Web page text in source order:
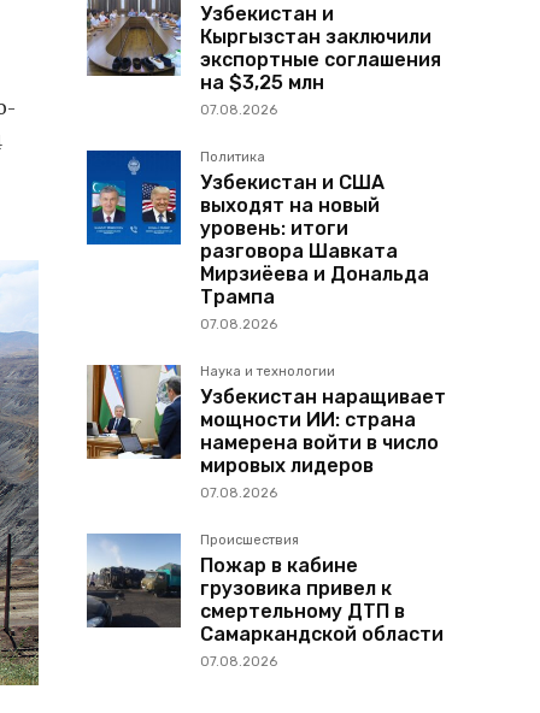
Узбекистан и
Кыргызстан заключили
экспортные соглашения
на $3,25 млн
07.08.2026
Политика
Узбекистан и США
выходят на новый
уровень: итоги
разговора Шавката
Мирзиёева и Дональда
Трампа
07.08.2026
Наука и технологии
Узбекистан наращивает
мощности ИИ: страна
намерена войти в число
мировых лидеров
07.08.2026
Происшествия
Пожар в кабине
грузовика привел к
смертельному ДТП в
Самаркандской области
07.08.2026